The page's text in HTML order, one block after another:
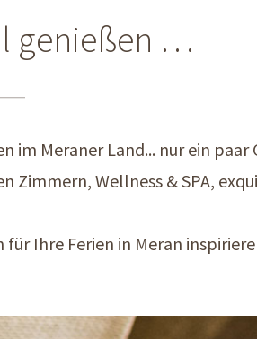
genießen …
im Meraner Land... nur ein paar
Wellness & SPA,
für Ihre Ferien in Meran